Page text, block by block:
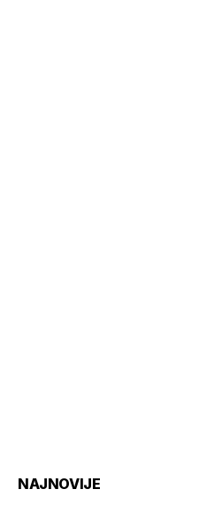
NAJNOVIJE